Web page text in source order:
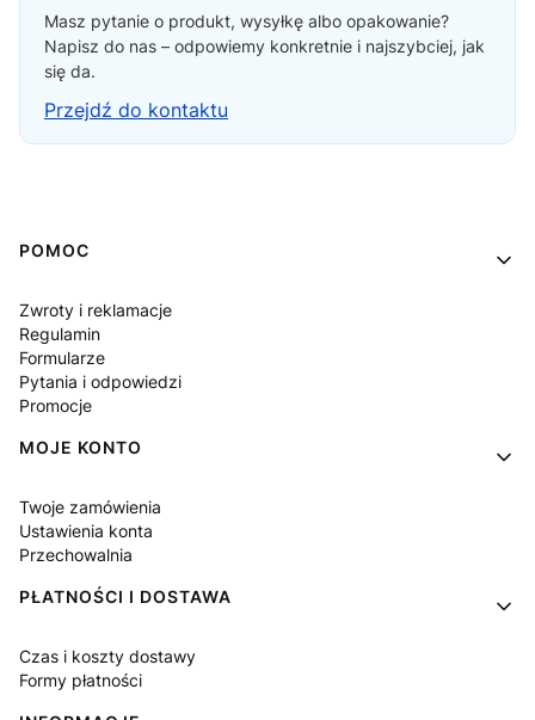
Masz pytanie o produkt, wysyłkę albo opakowanie?
Napisz do nas – odpowiemy konkretnie i najszybciej, jak
się da.
Przejdź do kontaktu
Linki w stopce
POMOC
Zwroty i reklamacje
Regulamin
Formularze
Pytania i odpowiedzi
Promocje
MOJE KONTO
Twoje zamówienia
Ustawienia konta
Przechowalnia
PŁATNOŚCI I DOSTAWA
Czas i koszty dostawy
Formy płatności